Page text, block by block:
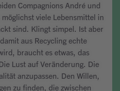
Compagnions André und
viele Lebensmittel in
sind. Klingt simpel. Ist aber
aus Recycling echte
braucht es etwas, das
Lust auf Veränderung. Die
anzupassen. Den Willen,
zu finden, die zwischen